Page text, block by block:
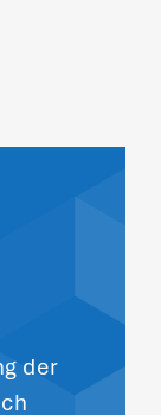
der